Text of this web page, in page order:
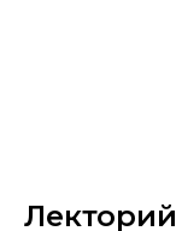
Лекторий